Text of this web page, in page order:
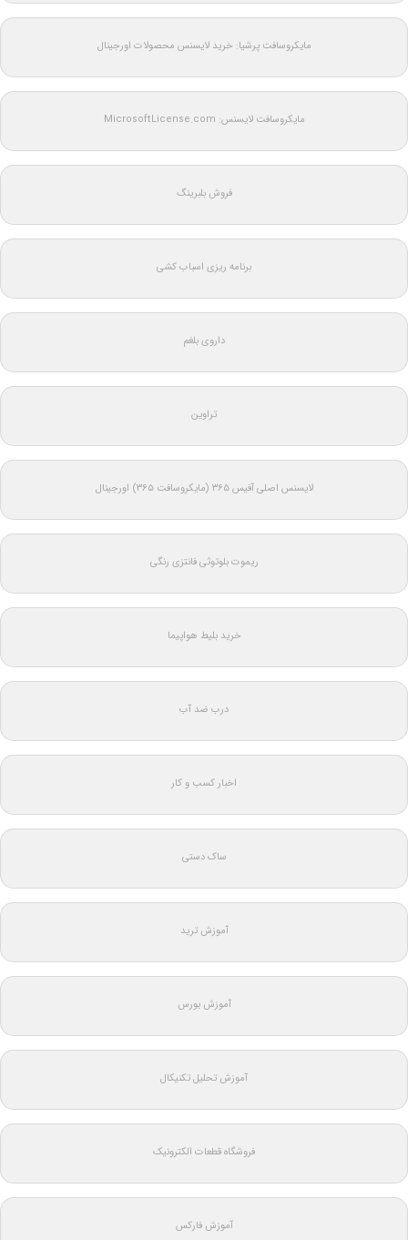
مایکروسافت پرشیا: خرید لایسنس محصولات اورجینال
مایکروسافت لایسنس: MicrosoftLicense.com
فروش بلبرینگ
برنامه ریزی اسباب کشی
داروی بلغم
تراوین
لایسنس اصلی آفیس ۳۶۵ (مایکروسافت ۳۶۵) اورجینال
ریموت بلوتوثی فانتزی رنگی
خرید بلیط هواپیما
درب ضد آب
اخبار کسب و کار
ساک دستی
آموزش ترید
آموزش بورس
آموزش تحلیل تکنیکال
فروشگاه قطعات الکترونیک
آموزش فارکس